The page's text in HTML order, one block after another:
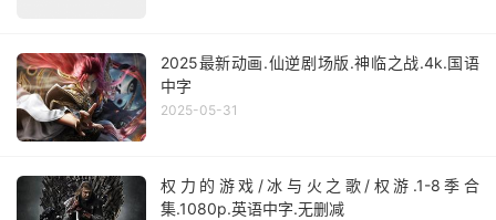
2025最新动画.仙逆剧场版.神临之战.4k.国语
中字
2025-05-31
权力的游戏/冰与火之歌/权游.1-8季合
集.1080p.英语中字.无删减